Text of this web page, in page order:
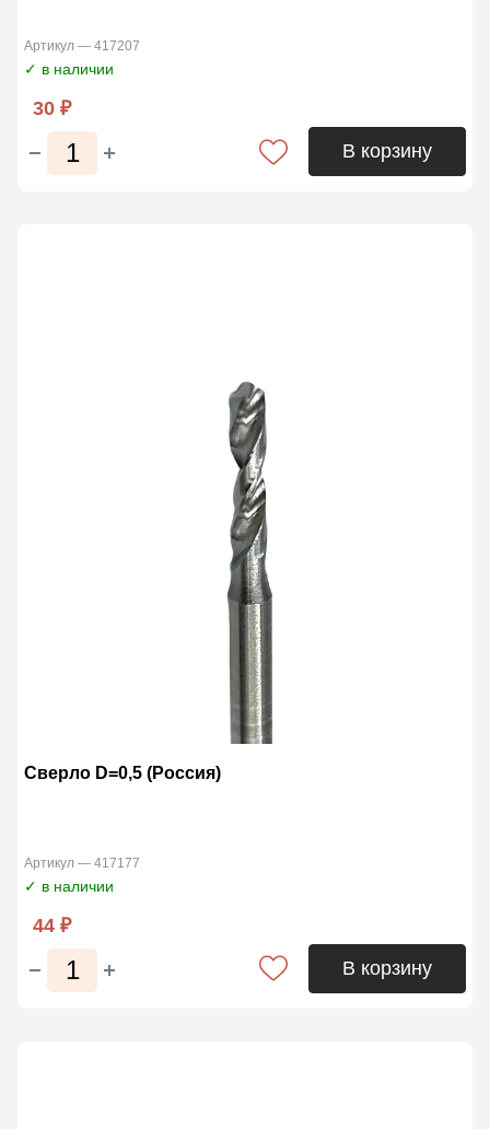
Артикул — 417207
✓ в наличии
30 ₽
В корзину
Сверло D=0,5 (Россия)
Артикул — 417177
✓ в наличии
44 ₽
В корзину